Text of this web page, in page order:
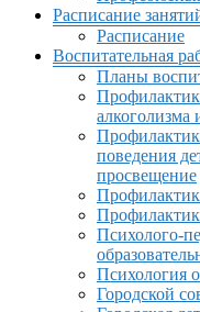
Расписание
Расписание
Воспитательная
Планы
алкоголизма
поведения
просвещение
Психолого-
Психология
Городской